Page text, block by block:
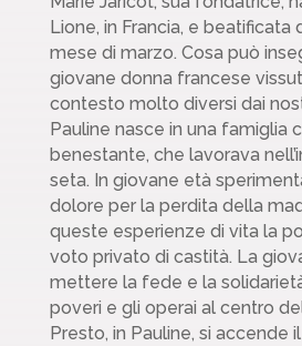
Lione, in Francia, e beatificata
mese di marzo. Cosa può
giovane donna francese
contesto molto diversi dai
Pauline nasce in una famiglia
benestante, che lavorava
seta. In giovane età
dolore per la perdita della
queste esperienze di vita la
voto privato di castità. La
mettere la fede e la
poveri e gli operai al centro
Presto, in Pauline, si accende